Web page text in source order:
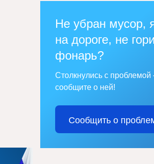
Не убран мусор,
на дороге, не
фонарь?
Столкнулись с
сообщите о ней!
Сообщить о